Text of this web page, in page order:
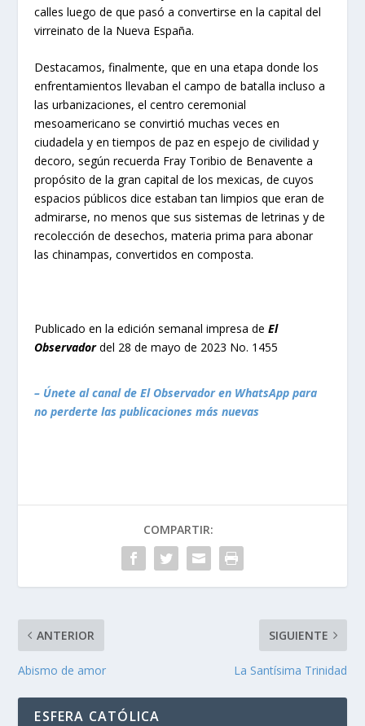
calles luego de que pasó a convertirse en la capital del
virreinato de la Nueva España.
Destacamos, finalmente, que en una etapa donde los
enfrentamientos llevaban el campo de batalla incluso a
las urbanizaciones, el centro ceremonial
mesoamericano se convirtió muchas veces en
ciudadela y en tiempos de paz en espejo de civilidad y
decoro, según recuerda Fray Toribio de Benavente a
propósito de la gran capital de los mexicas, de cuyos
espacios públicos dice estaban tan limpios que eran de
admirarse, no menos que sus sistemas de letrinas y de
recolección de desechos, materia prima para abonar
las chinampas, convertidos en composta.
Publicado en la edición semanal impresa deEl
Observadordel 28 de mayo de 2023 No. 1455
– Únete al canal de El Observador en WhatsApp para
no perderte las publicaciones más nuevas
COMPARTIR:
ANTERIOR
Abismo de amor
SIGUIENTE
La Santísima Trinidad
ESFERA CATÓLICA